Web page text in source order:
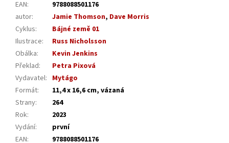
EAN:
9788088501176
autor: Jamie Thomson, Dave Morris
Cyklus:
Bájné země 01
Ilustrace:
Russ Nicholsson
Obálka:
Kevin Jenkins
Překlad:
Petra Pixová
Vydavatel: Mytágo
Formát:
11,4 x 16,6 cm, vázaná
Strany:
264
Rok:
2023
Vydání:
první
EAN: 9788088501176